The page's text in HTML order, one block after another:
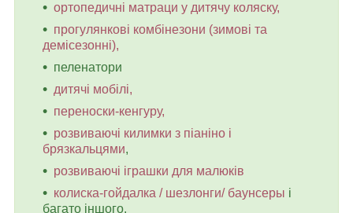
ортопедичні матраци у дитячу коляску,
прогулянкові комбінезони (зимові та
демісезонні),
пеленатори
дитячі мобілі,
переноски-кенгуру,
розвиваючі килимки з піаніно і
брязкальцями,
розвиваючі іграшки для малюків
колиска-гойдалка / шезлонги/ баунсеры і
багато іншого.